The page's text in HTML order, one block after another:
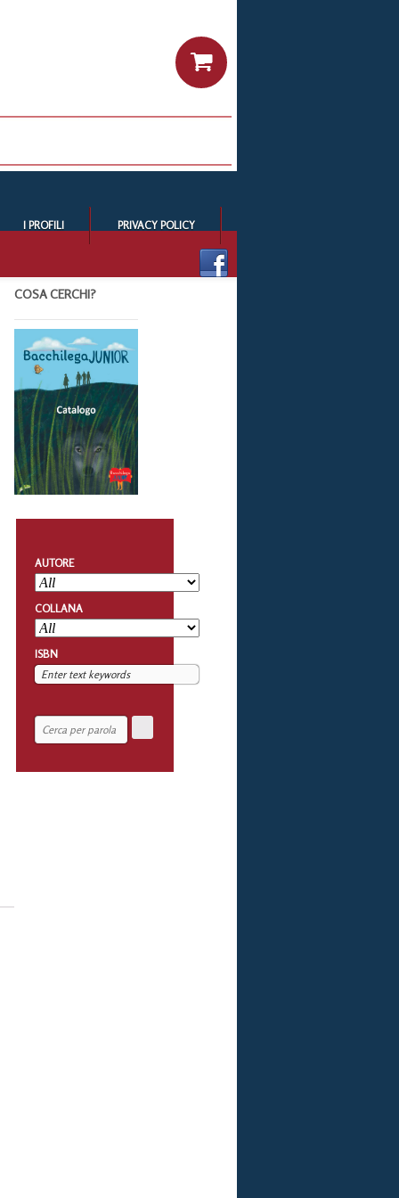
I PROFILI PRIVACY POLICY
COSA CERCHI?
AUTORE
COLLANA
ISBN